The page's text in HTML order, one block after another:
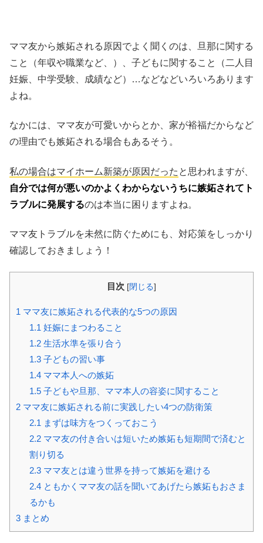
ママ友から嫉妬される原因でよく聞くのは、旦那に関する
こと（年収や職業など、）、子どもに関すること（二人目
妊娠、中学受験、成績など）…などなどいろいろあります
よね。
なかには、ママ友が可愛いからとか、家が裕福だからなど
の理由でも嫉妬される場合もあるそう。
私の場合はマイホーム新築が原因だった と思われますが、
自分では何が悪いのかよくわからないうちに嫉妬されてト
ラブルに発展するのは本当に困りますよね。
ママ友トラブルを未然に防ぐためにも、対応策をしっかり
確認しておきましょう！
目次 [閉じる]
1 ママ友に嫉妬される代表的な5つの原因
1.1 妊娠にまつわること
1.2生活水準を張り合う
1.3子どもの習い事
1.4ママ本人への嫉妬
1.5子どもや旦那、ママ本人の容姿に関すること
2 ママ友に嫉妬される前に実践したい4つの防衛策
2.1 まずは味方をつくっておこう
2.2ママ友の付き合いは短いため嫉妬も短期間で済むと
割り切る
2.3ママ友とは違う世界を持って嫉妬を避ける
2.4ともかくママ友の話を聞いてあげたら嫉妬もおさま
るかも
3 まとめ